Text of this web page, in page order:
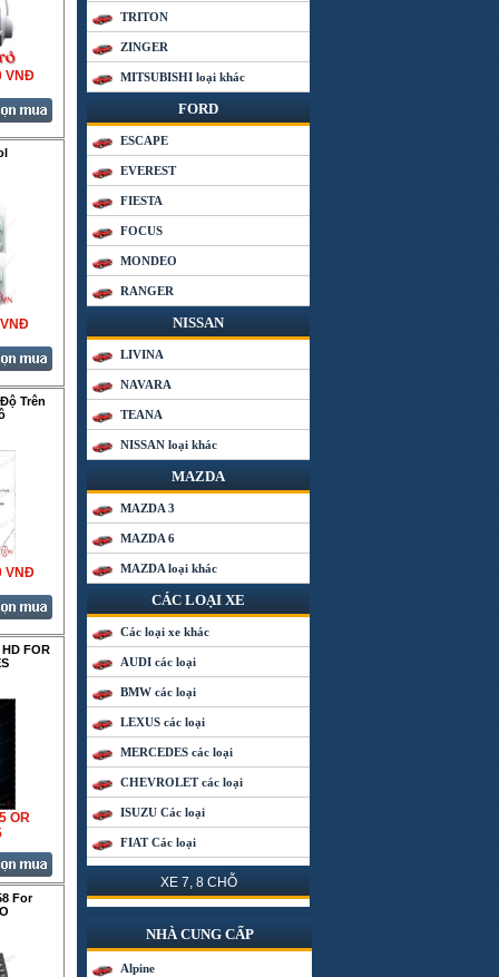
VNÐ
Trên
VNÐ
FOR
OR
For
TRITON
ZINGER
MITSUBISHI loại khác
FORD
ESCAPE
EVEREST
FIESTA
FOCUS
MONDEO
RANGER
NISSAN
LIVINA
NAVARA
TEANA
NISSAN loại khác
MAZDA
MAZDA 3
MAZDA 6
MAZDA loại khác
CÁC LOẠI XE
Các loại xe khác
AUDI các loại
BMW các loại
LEXUS các loại
MERCEDES các loại
CHEVROLET các loại
ISUZU Các loại
FIAT Các loại
XE 7, 8 CHỖ
NHÀ CUNG CẤP
Alpine